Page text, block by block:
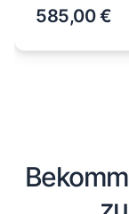
585,00 €